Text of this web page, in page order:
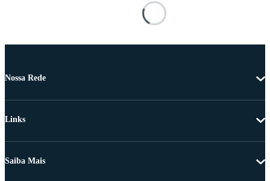
Nossa Rede
Links
Saiba Mais